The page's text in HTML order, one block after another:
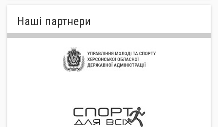
Нашi партнери